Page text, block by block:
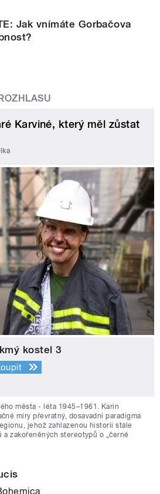
Jak vnímáte Gorbačova
Karviné, který měl zůstat
kostel 3
města - léta 1945–1961. Karin
míry převratný, dosavadní paradigma
jehož zahlazenou historii stále
a zakořeněných stereotypů o „černé